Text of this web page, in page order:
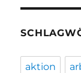
aktion